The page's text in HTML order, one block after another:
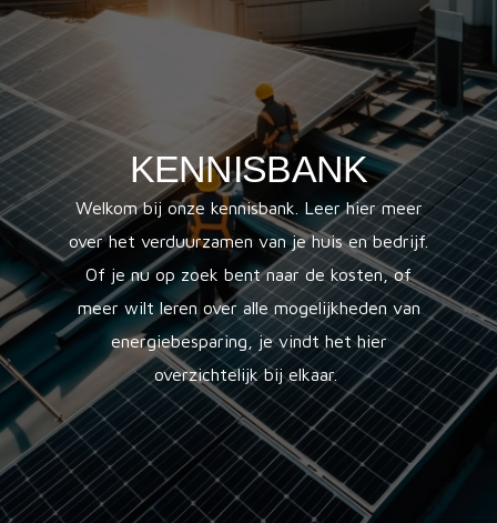
KENNISBANK
Welkom bij onze kennisbank. Leer hier meer
over het verduurzamen van je huis en bedrijf.
Of je nu op zoek bent naar de kosten, of
meer wilt leren over alle mogelijkheden van
energiebesparing, je vindt het hier
overzichtelijk bij elkaar.